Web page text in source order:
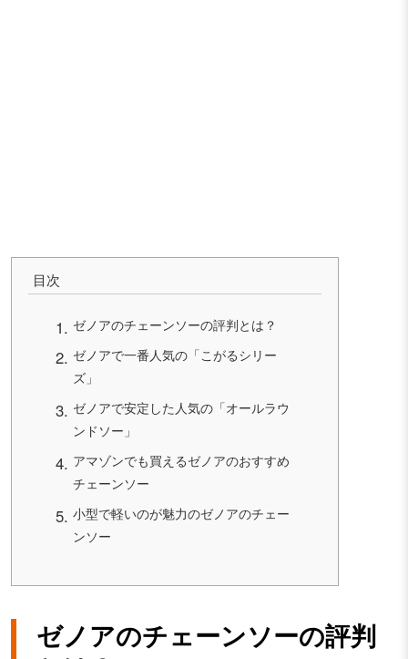
目次
ゼノアのチェーンソーの評判とは？
ゼノアで一番人気の「こがるシリー
ズ」
ゼノアで安定した人気の「オールラウ
ンドソー」
アマゾンでも買えるゼノアのおすすめ
チェーンソー
小型で軽いのが魅力のゼノアのチェー
ンソー
ゼノアのチェーンソーの評判